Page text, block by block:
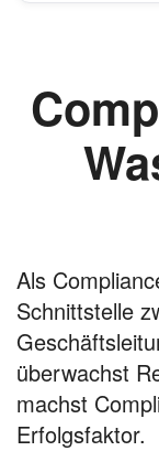
Als
Schnittstelle
überwachst
machst
Erfolgsfaktor.